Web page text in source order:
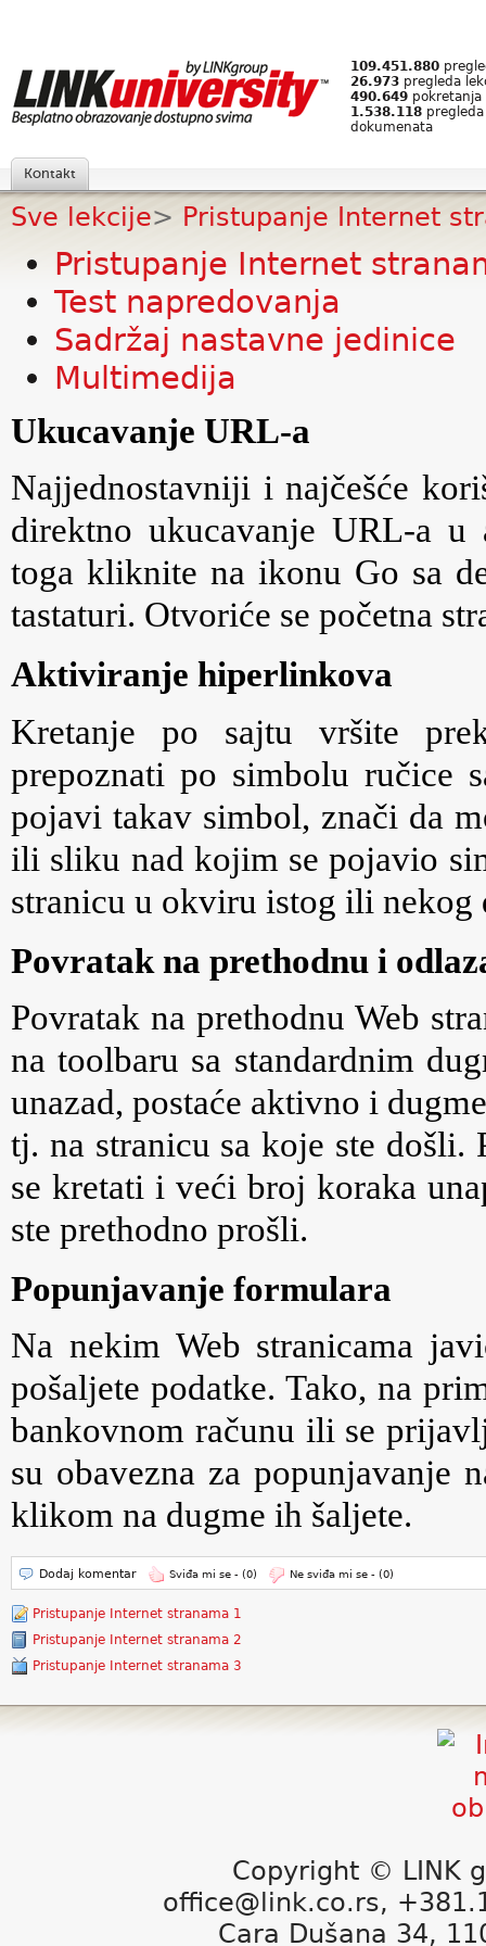
109.451.880
26.973 pregleda
490.649 pokretanja
1.538.118
dokumenata
Kontakt
Sve lekcije> Pristupanje Internet
Pristupanje Internet
Test napredovanja
Sadržaj nastavne jedinice
Multimedija
Ukucavanje URL-a
Najjednostavniji i najčešće
direktno ukucavanje URL-a u
toga kliknite na ikonu Go sa
tastaturi. Otvoriće se početna
Aktiviranje hiperlinkova
Kretanje po sajtu vršite
prepoznati po simbolu ručice
pojavi takav simbol, znači da
ili sliku nad kojim se pojavio
stranicu u okviru istog ili nekog
Povratak na prethodnu i
Povratak na prethodnu Web
na toolbaru sa standardnim
unazad, postaće aktivno i
tj. na stranicu sa koje ste došli.
se kretati i veći broj koraka
ste prethodno prošli.
Popunjavanje formulara
Na nekim Web stranicama
pošaljete podatke. Tako, na
bankovnom računu ili se
su obavezna za popunjavanje
klikom na dugme ih šaljete.
Dodaj komentar Sviđa mi se - (0) Ne sviđa mi se - (0)
Pristupanje Internet stranama 1
Pristupanje Internet stranama 2
Pristupanje Internet stranama 3
Copyright © LINK
office@link.co.rs,
Cara Dušana 34,